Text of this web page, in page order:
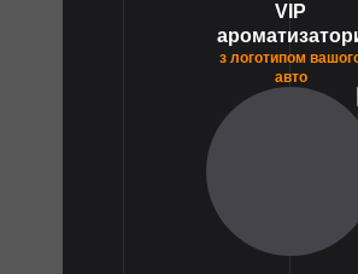
VIP
з логотипом
авто